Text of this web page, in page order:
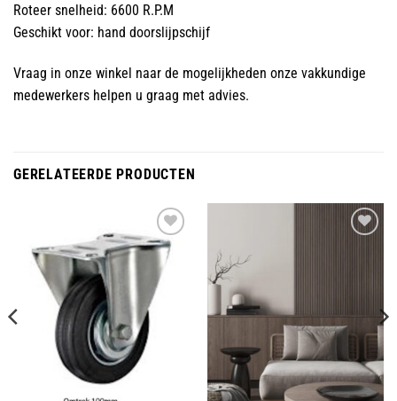
Roteer snelheid: 6600 R.P.M
Geschikt voor: hand doorslijpschijf
Vraag in onze winkel naar de mogelijkheden onze vakkundige
medewerkers helpen u graag met advies.
GERELATEERDE PRODUCTEN
Toevoegen
wenslijst